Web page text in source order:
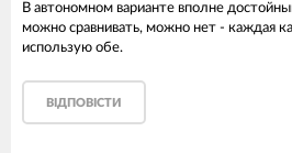
В автономном варианте вполне
можно сравнивать, можно нет - каждая
использую обе.
ВІДПОВІСТИ